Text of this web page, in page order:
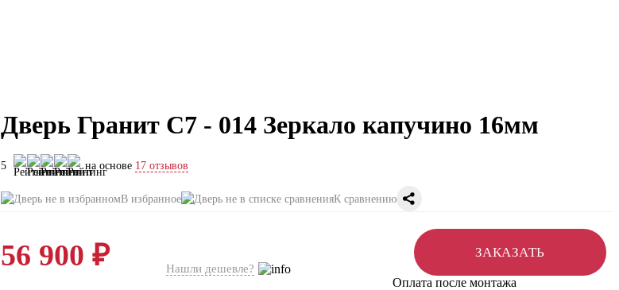
Дверь Гранит C7 - 014 Зеркало капучино 16мм
5 на основе 17 отзывов
В избранное К сравнению
56 900 ₽ Нашли дешевле?
ЗАКАЗАТЬ
Оплата после монтажа